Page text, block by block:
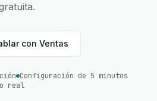
con Ventas
Configuración de 5 minutos
real